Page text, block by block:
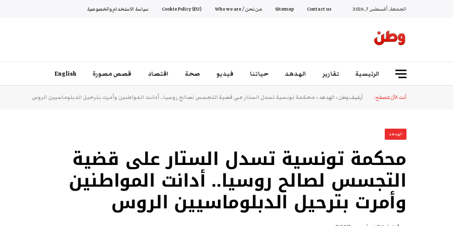
الجمعة, أغسطس 7, 2026 Contact us
Sitemap من نحن / Who we are Cookie Policy (EU) سياسة الاستخدام والخصوصية
الرئيسية تقارير الهدهد حياتنا فيديو صحة اقتصاد قصص مصورة English
أنت الآن تتصفح: أرشيف وطن»الهدهد»محكمة تونسية تسدل الستار على قضية التجسس لصالح روسيا.. أدانت المواطنين وأمرت بترحيل الدبلوماسيين الروس
الهدهد
محكمة تونسية تسدل الستار على قضية
التجسس لصالح روسيا.. أدانت المواطنين
وأمرت بترحيل الدبلوماسيين الروس